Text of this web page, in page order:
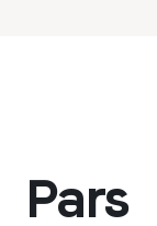
Pars
c